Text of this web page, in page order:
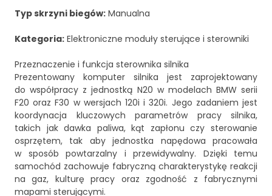
Typ skrzyni biegów: Manualna
Kategoria: Elektroniczne moduły sterujące i sterowniki
Przeznaczenie i funkcja sterownika silnika
Prezentowany komputer silnika jest zaprojektowany
do współpracy z jednostką N20 w modelach BMW serii
F20 oraz F30 w wersjach 120i i 320i. Jego zadaniem jest
koordynacja kluczowych parametrów pracy silnika,
takich jak dawka paliwa, kąt zapłonu czy sterowanie
osprzętem, tak aby jednostka napędowa pracowała
w sposób powtarzalny i przewidywalny. Dzięki temu
samochód zachowuje fabryczną charakterystykę reakcji
na gaz, kulturę pracy oraz zgodność z fabrycznymi
mapami sterującymi.